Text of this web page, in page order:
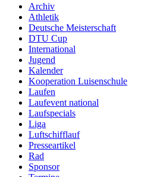
Archiv
Athletik
Deutsche Meisterschaft
DTU Cup
International
Jugend
Kalender
Kooperation Luisenschule
Laufen
Laufevent national
Laufspecials
Liga
Luftschifflauf
Presseartikel
Rad
Sponsor